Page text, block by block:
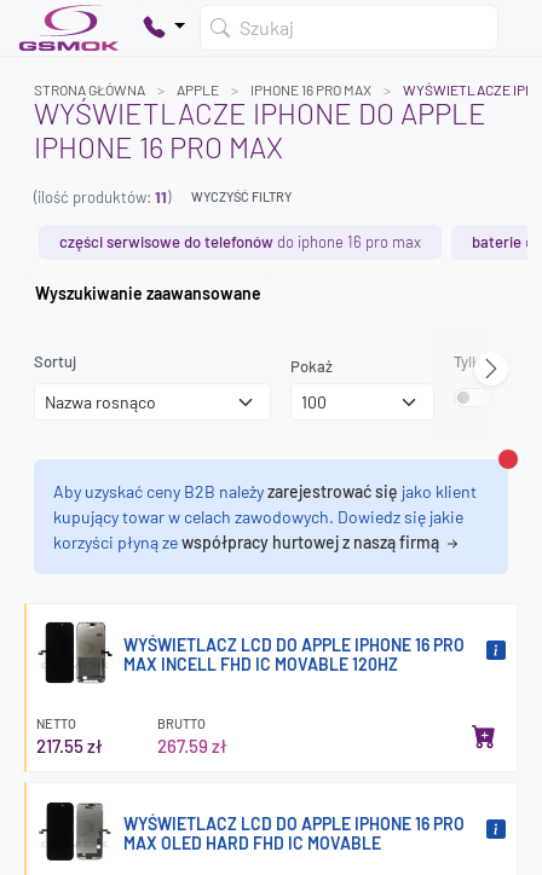
Szukaj
Dodaj produkty, aby kontynuować.
STRONA GŁÓWNA APPLE IPHONE 16 PRO MAX WYŚWIETLACZE
WYŚWIETLACZE IPHONE DO APPLE
IPHONE 16 PRO MAX
(ilość produktów: 11) WYCZYŚĆ FILTRY
części serwisowe do telefonów do iphone 16 pro max baterie
Wyszukiwanie zaawansowane
Sortuj Pokaż Tylko
Aby uzyskać ceny B2B należyzarejestrować się jako klient
kupujący towar w celach zawodowych. Dowiedz się jakie
korzyści płyną zewspółpracy hurtowej z naszą firmą
WYŚWIETLACZ LCD DO APPLE IPHONE 16 PRO
MAX INCELL FHD IC MOVABLE 120HZ
NETTO
217.55 zł
BRUTTO
267.59 zł
WYŚWIETLACZ LCD DO APPLE IPHONE 16 PRO
MAX OLED HARD FHD IC MOVABLE